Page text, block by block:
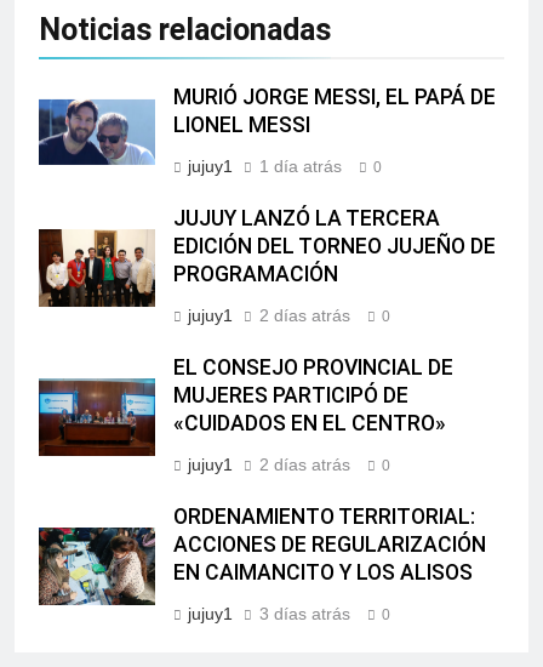
Noticias relacionadas
MURIÓ JORGE MESSI, EL PAPÁ DE
LIONEL MESSI
jujuy1 1 día atrás 0
JUJUY LANZÓ LA TERCERA
EDICIÓN DEL TORNEO JUJEÑO DE
PROGRAMACIÓN
jujuy1 2 días atrás 0
EL CONSEJO PROVINCIAL DE
MUJERES PARTICIPÓ DE
«CUIDADOS EN EL CENTRO»
jujuy1 2 días atrás 0
ORDENAMIENTO TERRITORIAL:
ACCIONES DE REGULARIZACIÓN
EN CAIMANCITO Y LOS ALISOS
jujuy1 3 días atrás 0